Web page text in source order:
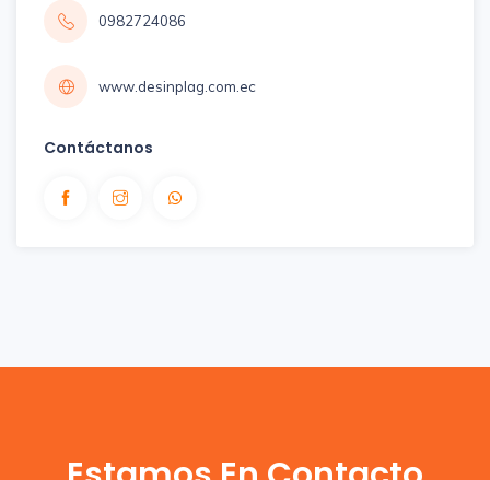
0982724086
www.desinplag.com.ec
Contáctanos